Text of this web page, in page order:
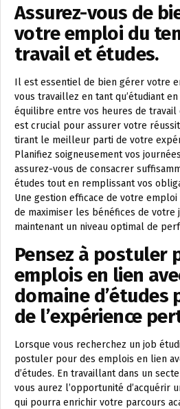
Assurez-vous de
votre emploi du
travail et études.
Il est essentiel de bien gérer votre
vous travaillez en tant qu’étudiant
équilibre entre vos heures de travail
est crucial pour assurer votre
tirant le meilleur parti de votre
Planifiez soigneusement vos
assurez-vous de consacrer
études tout en remplissant vos
Une gestion efficace de votre
de maximiser les bénéfices de votre
maintenant un niveau optimal de
Pensez à postuler
emplois en lien
domaine d’études
de l’expérience
Lorsque vous recherchez un job
postuler pour des emplois en lien
d’études. En travaillant dans un
vous aurez l’opportunité d’acquérir
qui pourra enrichir votre parcours